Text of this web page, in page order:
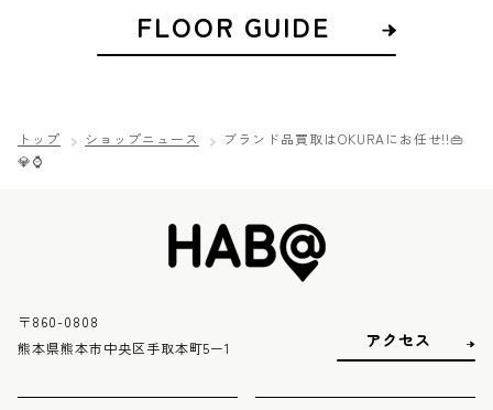
FLOOR GUIDE
トップ ショップニュース
ブランド品買取はOKURAにお任せ!!👜
💎⌚
〒860-0808
熊本県熊本市中央区手取本町5ー1
アクセス